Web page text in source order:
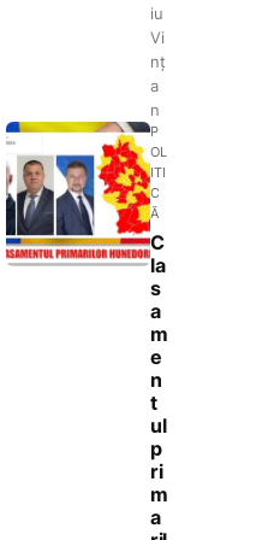
iu
Vi
nț
a
n
P
OL
ITI
C
Ă
C
la
s
a
m
e
n
t
ul
p
ri
m
a